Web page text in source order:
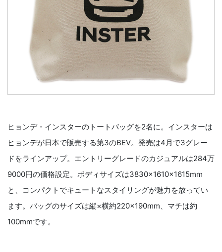
ヒョンデ・インスターのトートバッグを2名に。インスターは
ヒョンデが日本で販売する第3のBEV。発売は4月で3グレー
ドをラインアップ。エントリーグレードのカジュアルは284万
9000円の価格設定。ボディサイズは3830×1610×1615mm
と、コンパクトでキュートなスタイリングが魅力を放ってい
ます。バッグのサイズは縦×横約220×190mm、マチは約
100mmです。